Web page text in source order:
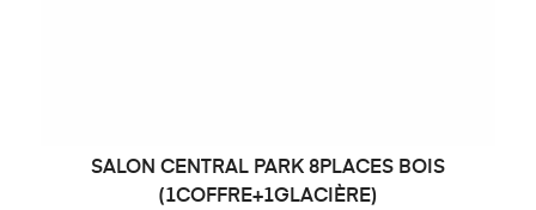
DEMANDE DE PRIX
SALON CENTRAL PARK 8PLACES BOIS
(1COFFRE+1GLACIÈRE)